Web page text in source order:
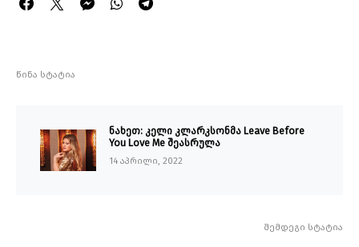
წინა სტატია
ნახეთ: კელი კლარკსონმა Leave Before
You Love Me შეასრულა
14 აპრილი, 2022
შემდეგი სტატია